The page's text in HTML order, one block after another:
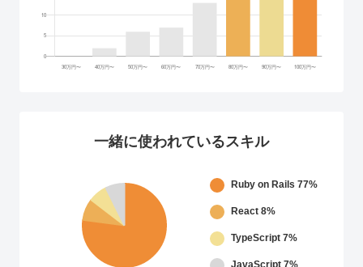
一緒に使われているスキル
Ruby on Rails 77%
React 8%
TypeScript 7%
JavaScript 7%